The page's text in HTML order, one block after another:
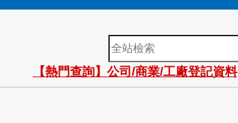
全
站
檢
索
【熱門查詢】公司/商業/工廠登記資料